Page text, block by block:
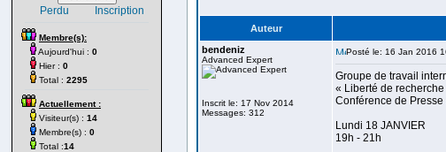
Perdu Inscription
Membre(s):
Aujourd'hui : 0
Hier : 0
Total : 2295
Actuellement :
Visiteur(s) : 14
Membre(s) : 0
Total :14
Auteur
bendeniz
Advanced Expert
Inscrit le: 17 Nov 2014
Messages: 312
Posté le: 16 Jan 2016
Groupe de travail
« Liberté de
Conférence de
Lundi 18 JANVIER
19h - 21h